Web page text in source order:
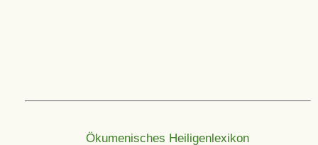
Ökumenisches Heiligenlexikon